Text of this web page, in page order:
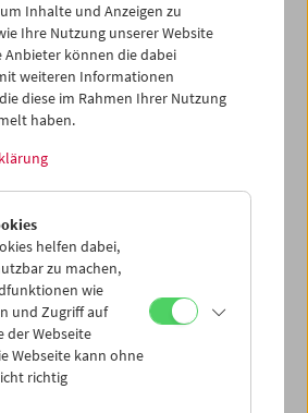
Inhalte und Anzeigen zu
Ihre Nutzung unserer Website
Anbieter können die dabei
weiteren Informationen
diese im Rahmen Ihrer Nutzung
haben.
helfen dabei,
zu machen,
wie
und Zugriff auf
der Webseite
Webseite kann ohne
richtig